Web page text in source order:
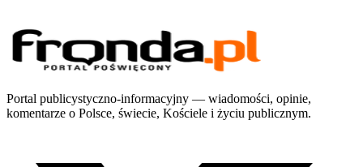
Portal publicystyczno-informacyjny — wiadomości, opinie,
komentarze o Polsce, świecie, Kościele i życiu publicznym.